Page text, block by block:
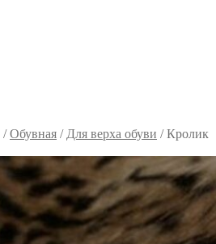
/Обувная / Для верха обуви /Кролик